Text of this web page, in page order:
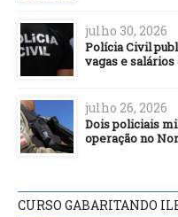
julho 30, 2026
Polícia Civil
vagas e salários
julho 26, 2026
Dois policiais
operação no
CURSO GABARITANDO